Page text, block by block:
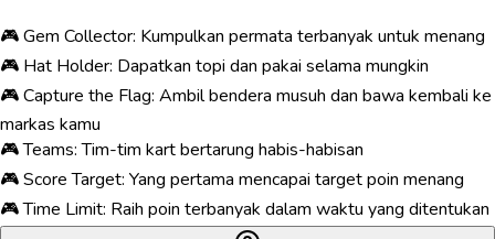
🎮 Gem Collector: Kumpulkan permata terbanyak untuk menang
🎮 Hat Holder: Dapatkan topi dan pakai selama mungkin
🎮 Capture the Flag: Ambil bendera musuh dan bawa kembali ke
markas kamu
🎮 Teams: Tim-tim kart bertarung habis-habisan
🎮 Score Target: Yang pertama mencapai target poin menang
🎮 Time Limit: Raih poin terbanyak dalam waktu yang ditentukan